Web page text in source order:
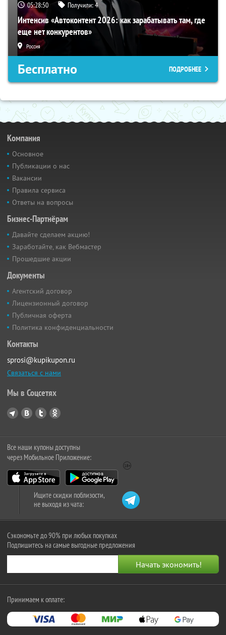
05:28:49 Получили:4
Интенсив «Автоконтент 2026: как зарабатывать там, где
еще нет конкурентов»
Россия
Бесплатно ПОДРОБНЕЕ
Компания
Основное
Публикации о нас
Вакансии
Правила сервиса
Ответы на вопросы
Бизнес-Партнёрам
Давайте сделаем акцию!
Заработайте, как Вебмастер
Прошедшие акции
Документы
Агентский договор
Лицензионный договор
Публичная оферта
Политика конфиденциальности
Контакты
sprosi@kupikupon.ru
Связаться с нами
Мы в Соцсетях
Все наши купоны доступны
через Мобильное Приложение:
Ищите скидки поблизости,
не выходя из чата:
Сэкономьте до 90% при любых покупках
Подпишитесь на самые выгодные предложения
Принимаем к оплате: